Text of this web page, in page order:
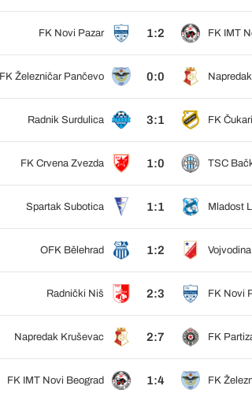
FK Novi Pazar 1:2 FK IMT
FK Železničar Pančevo 0:0
Radnik Surdulica 3:1 FK
FK Crvena Zvezda 1:0 TSC
Spartak Subotica 1:1 Mladost
OFK Bělehrad 1:2
Radnički Niš 2:3 FK Novi
Napredak Kruševac 2:7 FK
FK IMT Novi Beograd 1:4 FK